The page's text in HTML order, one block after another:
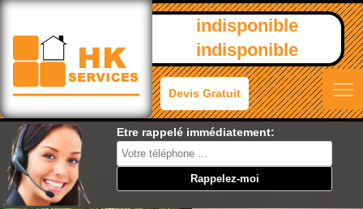
indisponible
indisponible
Devis Gratuit
Etre rappelé immédiatement: